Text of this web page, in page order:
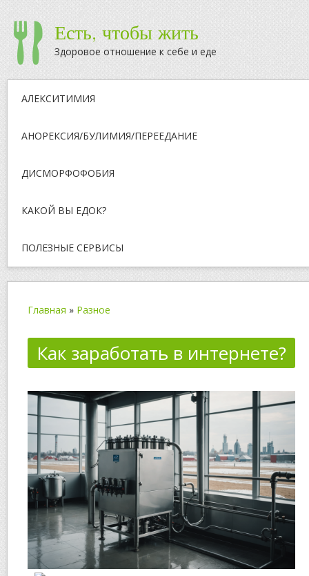
Есть, чтобы жить
Здоровое отношение к себе и еде
АЛЕКСИТИМИЯ
АНОРЕКСИЯ/БУЛИМИЯ/ПЕРЕЕДАНИЕ
ДИСМОРФОФОБИЯ
КАКОЙ ВЫ ЕДОК?
ПОЛЕЗНЫЕ СЕРВИСЫ
Главная » Разное
Как заработать в интернете?